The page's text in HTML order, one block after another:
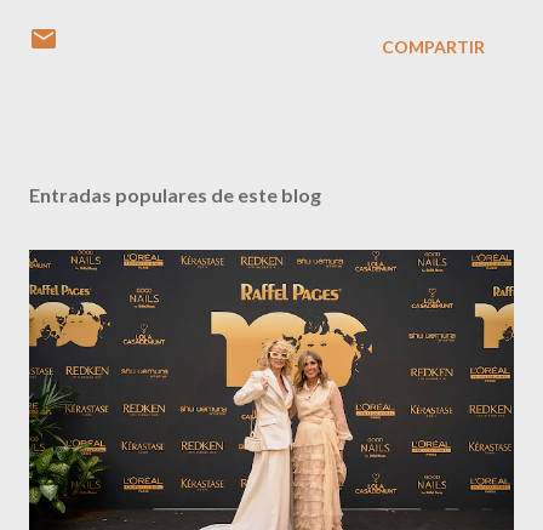
COMPARTIR
Entradas populares de este blog